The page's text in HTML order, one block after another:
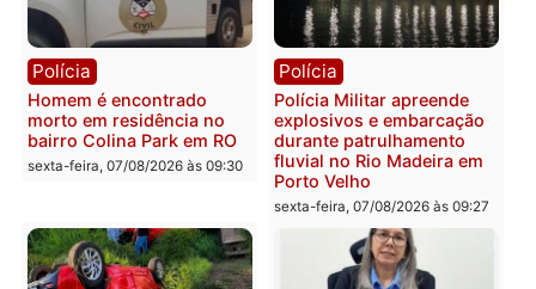
Polícia
Casal é preso pela PRF
com mais de 72 quilos de
mercúrio escondidos em
Polícia
Polícia Civil deflagra
operação contra facção
criminosa que atacava
provedores de internet
Rondônia
sexta-feira, 07/08/2026 às